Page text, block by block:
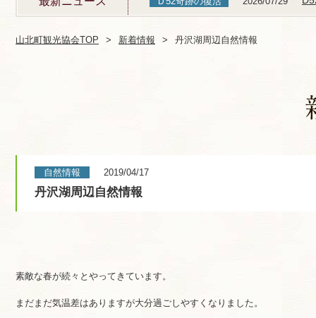
山北町観光協会TOP 新着情報 丹沢湖周辺自然情報
自然情報 2019/04/17
丹沢湖周辺自然情報
素敵な春が続々とやってきています。
まだまだ気温差はありますが大分過ごしやすくなりました。